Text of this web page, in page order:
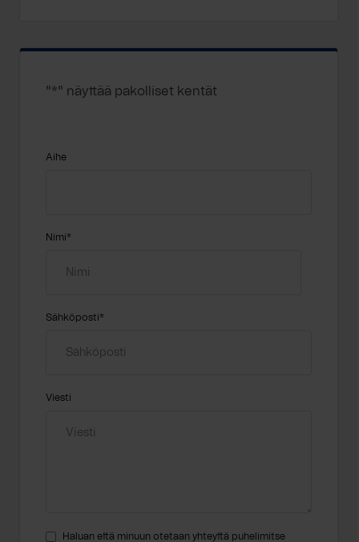
"*" näyttää pakolliset kentät
Aihe
Nimi*
Sähköposti*
Viesti
Haluan että minuun otetaan yhteyttä puhelimitse